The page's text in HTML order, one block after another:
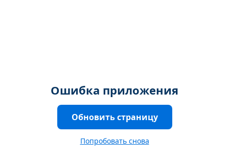
Ошибка приложения
Обновить страницу
Попробовать снова